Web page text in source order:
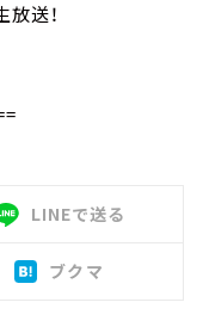
送！
LINEで送る
ブクマ